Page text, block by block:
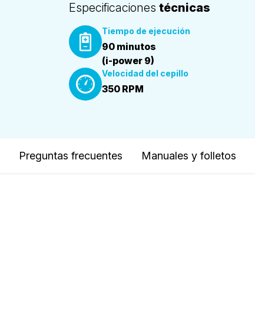
Especificaciones técnicas
Tiempo de ejecución
90 minutos
(i-power 9)
Velocidad del cepillo
350 RPM
Preguntas frecuentes Manuales y folletos